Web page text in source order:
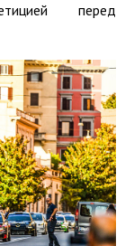
перед